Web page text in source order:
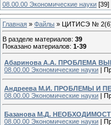
08.00.00 Экономические науки [39]
Главная » Файлы » ЦИТИСЭ № 2(6),
В разделе материалов: 39
Показано материалов: 1-39
Абаринова А.А. ПРОБЛЕМА
08.00.00 Экономические науки
Андреева М.И. ПРОБЛЕМЫ И
08.00.00 Экономические науки |
Базанова М.Д.
08.00.00 Экономические науки |